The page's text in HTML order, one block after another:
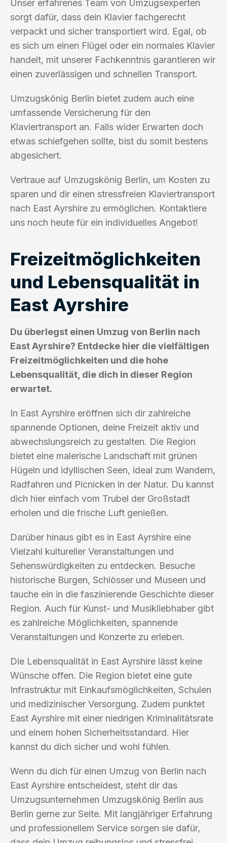
Unser erfahrenes Team von Umzugsexperten
sorgt dafür, dass dein Klavier fachgerecht
verpackt und sicher transportiert wird. Egal, ob
es sich um einen Flügel oder ein normales Klavier
handelt, mit unserer Fachkenntnis garantieren wir
einen zuverlässigen und schnellen Transport.
Umzugskönig Berlin bietet zudem auch eine
umfassende Versicherung für den
Klaviertransport an. Falls wider Erwarten doch
etwas schiefgehen sollte, bist du somit bestens
abgesichert.
Vertraue auf Umzugskönig Berlin, um Kosten zu
sparen und dir einen stressfreien Klaviertransport
nach East Ayrshire zu ermöglichen. Kontaktiere
uns noch heute für ein individuelles Angebot!
Freizeitmöglichkeiten
und Lebensqualität in
East Ayrshire
Du überlegst einen Umzug von Berlin nach
East Ayrshire? Entdecke hier die vielfältigen
Freizeitmöglichkeiten und die hohe
Lebensqualität, die dich in dieser Region
erwartet.
In East Ayrshire eröffnen sich dir zahlreiche
spannende Optionen, deine Freizeit aktiv und
abwechslungsreich zu gestalten. Die Region
bietet eine malerische Landschaft mit grünen
Hügeln und idyllischen Seen, ideal zum Wandern,
Radfahren und Picnicken in der Natur. Du kannst
dich hier einfach vom Trubel der Großstadt
erholen und die frische Luft genießen.
Darüber hinaus gibt es in East Ayrshire eine
Vielzahl kultureller Veranstaltungen und
Sehenswürdigkeiten zu entdecken. Besuche
historische Burgen, Schlösser und Museen und
tauche ein in die faszinierende Geschichte dieser
Region. Auch für Kunst- und Musikliebhaber gibt
es zahlreiche Möglichkeiten, spannende
Veranstaltungen und Konzerte zu erleben.
Die Lebensqualität in East Ayrshire lässt keine
Wünsche offen. Die Region bietet eine gute
Infrastruktur mit Einkaufsmöglichkeiten, Schulen
und medizinischer Versorgung. Zudem punktet
East Ayrshire mit einer niedrigen Kriminalitätsrate
und einem hohen Sicherheitsstandard. Hier
kannst du dich sicher und wohl fühlen.
Wenn du dich für einen Umzug von Berlin nach
East Ayrshire entscheidest, steht dir das
Umzugsunternehmen Umzugskönig Berlin aus
Berlin gerne zur Seite. Mit langjähriger Erfahrung
und professionellem Service sorgen sie dafür,